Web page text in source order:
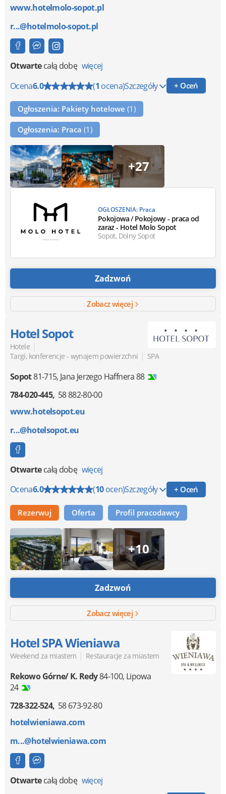
www.hotelmolo-sopot.pl
r...@hotelmolo-sopot.pl
Otwartecałą dobę więcej
Ocena6.0 (1 ocena)Szczegóły + Oceń
Ogłoszenia: Pakiety hotelowe (1)
Ogłoszenia: Praca (1)
+27
OGŁOSZENIA: Praca
Pokojowa / Pokojowy - praca od
zaraz - Hotel Molo Sopot
Sopot, Dolny Sopot
Zadzwoń
Zobacz więcej
Hotel Sopot
Hotele |
Targi, konferencje - wynajem powierzchni | SPA
Sopot81-715, Jana Jerzego Haffnera 88
784-020-445 58 882-80-00
www.hotelsopot.eu
r...@hotelsopot.eu
Otwartecałą dobę więcej
Ocena6.0 (10ocen)Szczegóły + Oceń
Rezerwuj Oferta Profil pracodawcy
+10
Zadzwoń
Zobacz więcej
Hotel SPA Wieniawa
Weekend za miastem | Restauracje za miastem
Rekowo Górne/ K. Redy84-100, Lipowa
24
728-322-524 58 673-92-80
hotelwieniawa.com
m...@hotelwieniawa.com
Otwartecałą dobę więcej